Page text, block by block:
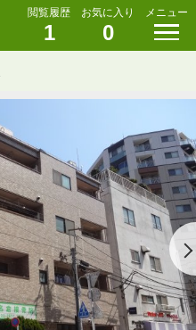
閲覧履歴
1
お気に入り
0
メニュー